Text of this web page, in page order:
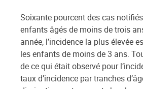
Soixante pourcent des cas
enfants âgés de moins de trois
année, l’incidence la plus élevée
les enfants de moins de 3 ans.
de ce qui était observé pour
taux d’incidence par tranches